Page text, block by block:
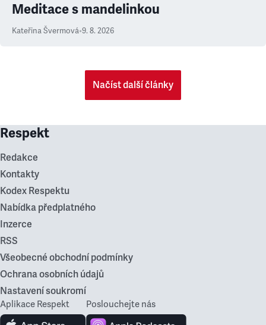
Meditace s mandelinkou
Kateřina Švermová•9. 8. 2026
Načíst další články
Respekt
Redakce
Kontakty
Kodex Respektu
Nabídka předplatného
Inzerce
RSS
Všeobecné obchodní podmínky
Ochrana osobních údajů
Nastavení soukromí
Aplikace Respekt Poslouchejte nás